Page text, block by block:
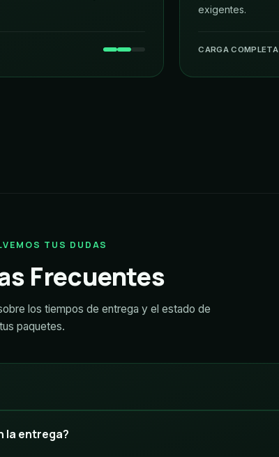
exigentes.
CARGA COMPLETA
TUS DUDAS
Frecuentes
los tiempos de entrega y el estado de
tus paquetes.
la entrega?